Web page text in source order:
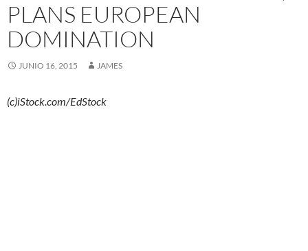
PLANS EUROPEAN
DOMINATION
JUNIO 16, 2015 JAMES
(c)iStock.com/EdStock